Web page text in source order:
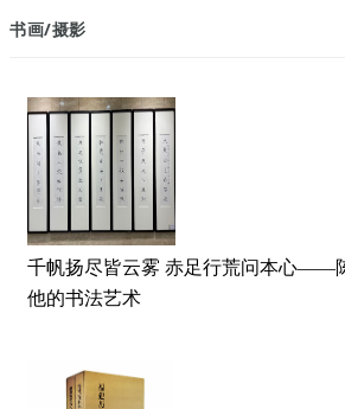
书画/摄影
千帆扬尽皆云雾 赤足行荒问本心——
他的书法艺术